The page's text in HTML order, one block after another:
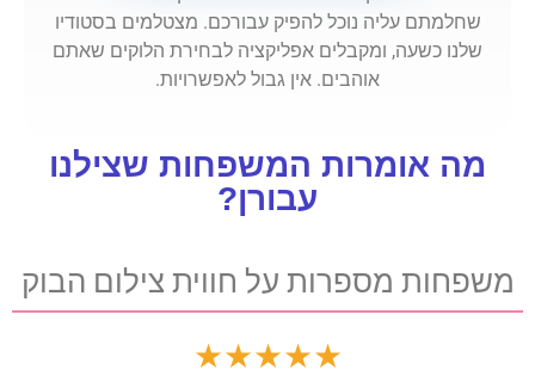
שחלמתם עליה נוכל להפיק עבורכם. מצטלמים בסטודיו
שלנו כשעה, ומקבלים אפליקציה לבחירת הלוקים שאתם
אוהבים. אין גבול לאפשרויות.
מה אומרות המשפחות שצילנו
עבורן?
משפחות מספרות על חווית צילום הבוק
★★★★★